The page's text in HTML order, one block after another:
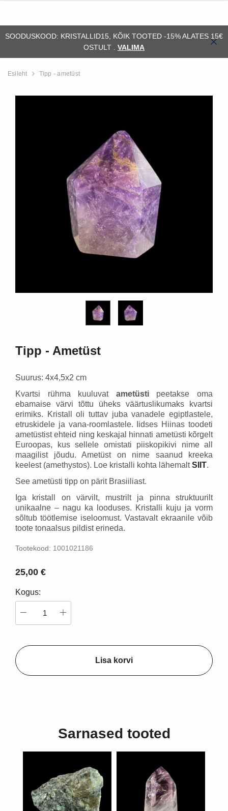
SOODUSKOOD: KRISTALLID15, KÕIK TOOTED -15% ALATES 15€
OSTULT . VALIMA
Esileht Tipp - ametüst
Tipp - Ametüst
Suurus: 4x4,5x2 cm
Kvartsi rühma kuuluvat ametüstipeetakse oma
ebamaise värvi tõttu üheks väärtuslikumaks kvartsi
erimiks. Kristall oli tuttav juba vanadele egiptlastele,
etruskidele ja vana-roomlastele. Iidses Hiinas toodeti
ametüstist ehteid ning keskajal hinnati ametüsti kõrgelt
Euroopas, kus sellele omistati piiskopikivi nime all
maagilist jõudu. Ametüst on nime saanud kreeka
keelest (amethystos). Loe kristalli kohta lähemaltSIIT.
See ametüsti tipp on pärit Brasiiliast.
Iga kristall on värvilt, mustrilt ja pinna struktuurilt
unikaalne – nagu ka looduses. Kristalli kuju ja vorm
sõltub töötlemise iseloomust. Vastavalt ekraanile võib
toote tonaalsus pildist erineda.
Tootekood: 1001021186
25,00 €
Kogus:
Lisa korvi
Sarnased tooted
Alus - orthoceras (fossiil)
18,30 €